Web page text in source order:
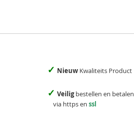
✓ Nieuw Kwaliteits Product
✓ Veiligbestellen en betalen
via https en ssl